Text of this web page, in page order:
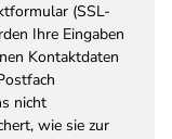
(SSL-
Ihre Eingaben
Kontaktdaten
nicht
wie sie zur